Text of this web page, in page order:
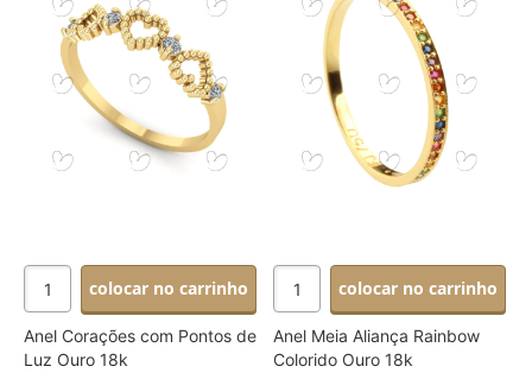
colocar no carrinho
Anel Corações com Pontos de
Luz Ouro 18k
colocar no carrinho
Anel Meia Aliança Rainbow
Colorido Ouro 18k